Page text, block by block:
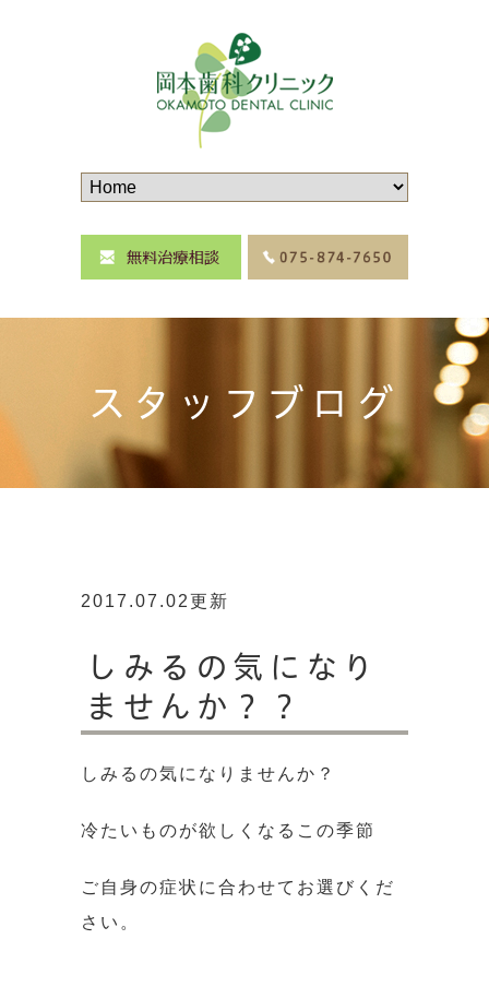
スタッフブログ
2017.07.02更新
しみるの気になり
ませんか？？
しみるの気になりませんか？
冷たいものが欲しくなるこの季節
ご自身の症状に合わせてお選びくだ
さい。